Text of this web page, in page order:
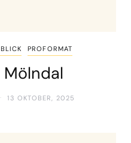
PROFORMAT
13 OKTOBER, 2025